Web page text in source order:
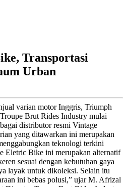
Transportasi
Urban
varian motor Inggris, Triumph
Brut Rides Industry mulai
distributor resmi Vintage
yang ditawarkan ini merupakan
teknologi terkini
Eletric Bike ini merupakan alternatif
sesuai dengan kebutuhan gaya
layak untuk dikoleksi. Selain itu
ini bebas polusi,” ujar M. Afrizal